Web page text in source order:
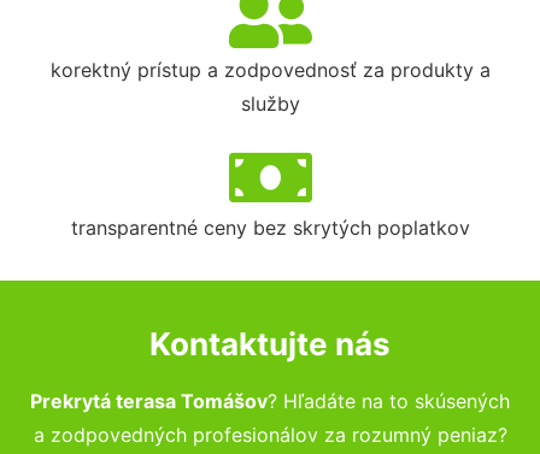
korektný prístup a zodpovednosť za produkty a
služby
transparentné ceny bez skrytých poplatkov
Kontaktujte nás
Prekrytá terasa Tomášov? Hľadáte na to skúsených
a zodpovedných profesionálov za rozumný peniaz?